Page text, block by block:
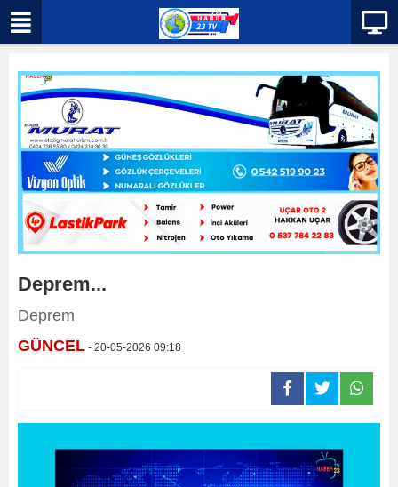
Deprem...
Deprem
GÜNCEL - 20-05-2026 09:18